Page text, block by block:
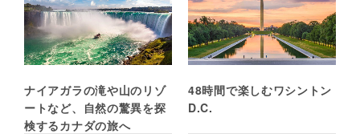
ナイアガラの滝や山のリゾ
ートなど、自然の驚異を探
検するカナダの旅へ
48時間で楽しむワシントン
D.C.